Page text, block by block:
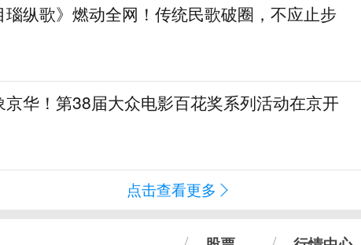
纵歌》燃动全网！传统民歌破圈，不应止步
华！第38届大众电影百花奖系列活动在京开
点击查看更多